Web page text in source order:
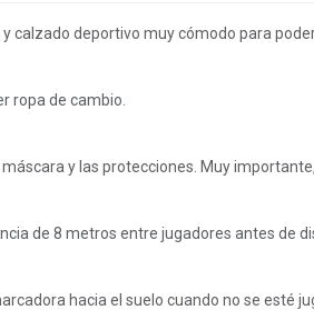
y calzado deportivo muy cómodo para
ropa de cambio.
y las protecciones. Muy
de 8 metros entre jugadores antes de
hacia el suelo cuando no se esté